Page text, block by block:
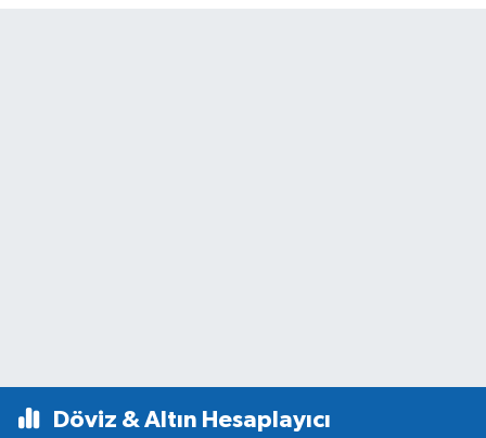
Döviz & Altın Hesaplayıcı